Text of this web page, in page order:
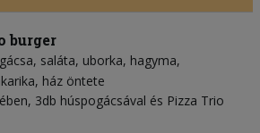
burger
saláta uborka hagyma
ház öntete
3db húspogácsával és Pizza Trio